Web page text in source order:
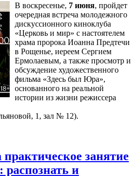
В воскресенье, 7 июня, пройдет
очередная встреча молодежного
дискуссионного киноклуба
«Церковь и мир» с настоятелем
храма пророка Иоанна Предтечи
в Рощенье, иереем Сергием
Ермолаевым, а также просмотр и
обсуждение художественного
фильма «Здесь был Юра»,
основанного на реальной
истории из жизни режиссера
1, зал № 12).
занятие
и